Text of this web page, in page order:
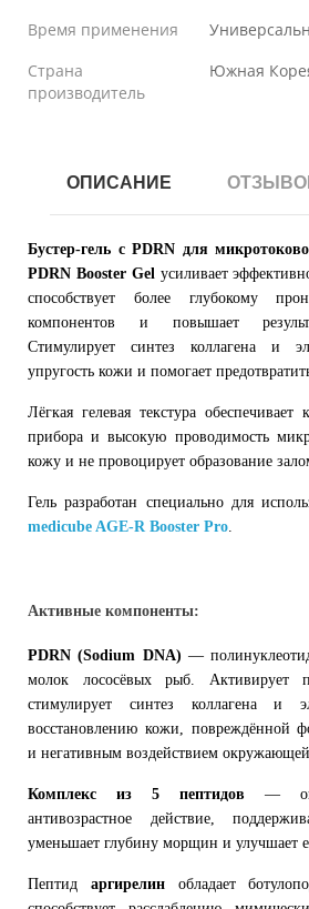
Время применения
Страна
производитель
Южная
ОПИСАНИЕ
Бустер-гель с PDRN для
PDRN Booster Gelусиливает
способствует более глубокому
компонентов и повышает
Стимулирует синтез коллагена и
упругость кожи и помогает
Лёгкая гелевая текстура обеспечивает
прибора и высокую проводимость
кожу и не провоцирует образование
Гель разработан специально для
medicube AGE-R Booster Pro.
Активные компоненты:
PDRN (Sodium DNA) —
молок лососёвых рыб. Активирует
стимулирует синтез коллагена и
восстановлению кожи, повреждённой
и негативным воздействием
Комплекс из 5 пептидов —
антивозрастное действие,
уменьшает глубину морщин и улучшает
Пептид аргирелинобладает